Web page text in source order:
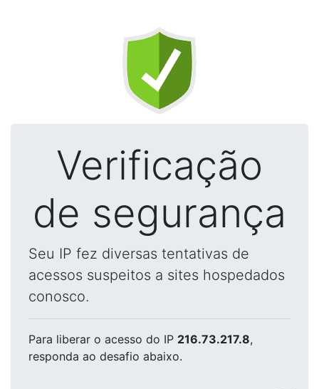
Verificação
de segurança
Seu IP fez diversas tentativas de
acessos suspeitos a sites hospedados
conosco.
Para liberar o acesso do IP 216.73.217.8,
responda ao desafio abaixo.